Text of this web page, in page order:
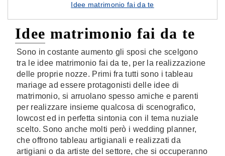
Idee matrimonio fai da te
Idee matrimonio fai da te
Sono in costante aumento gli sposi che scelgono
tra le idee matrimonio fai da te, per la realizzazione
delle proprie nozze. Primi fra tutti sono i tableau
mariage ad essere protagonisti delle idee di
matrimonio, si arruolano spesso amiche e parenti
per realizzare insieme qualcosa di scenografico,
lowcost ed in perfetta sintonia con il tema nuziale
scelto. Sono anche molti però i wedding planner,
che offrono tableau artigianali e realizzati da
artigiani o da artiste del settore, che si occuperanno